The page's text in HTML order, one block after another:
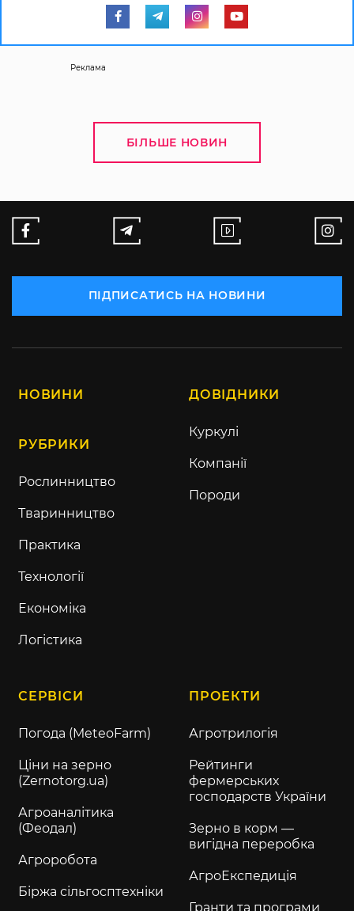
Реклама
БІЛЬШЕ НОВИН
ПІДПИСАТИСЬ НА НОВИНИ
НОВИНИ
РУБРИКИ
Рослинництво
Тваринництво
Практика
Технології
Економіка
Логістика
ДОВІДНИКИ
Куркулі
Компанії
Породи
СЕРВІСИ
Погода (MeteoFarm)
Ціни на зерно
(Zernotorg.ua)
Агроаналітика
(Феодал)
Агроробота
Біржа сільгосптехніки
ПРОЕКТИ
Агротрилогія
Рейтинги
фермерських
господарств України
Зерно в корм —
вигідна переробка
АгроЕкспедиція
Гранти та програми